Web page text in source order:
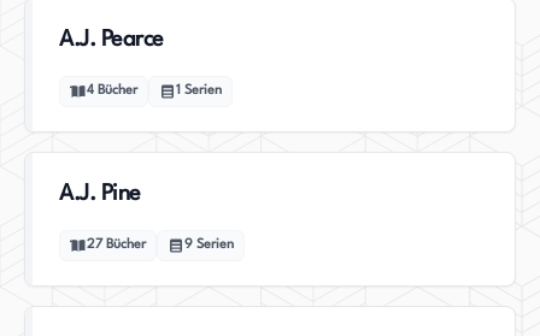
A.J. Pearce
4 Bücher 1 Serien
A.J. Pine
27 Bücher 9 Serien